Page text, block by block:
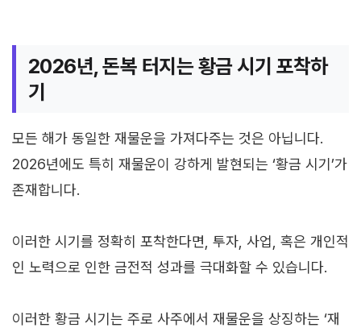
2026년, 돈복 터지는 황금 시기 포착하
기
모든 해가 동일한 재물운을 가져다주는 것은 아닙니다.
2026년에도 특히 재물운이 강하게 발현되는 ‘황금 시기’가
존재합니다.
이러한 시기를 정확히 포착한다면, 투자, 사업, 혹은 개인적
인 노력으로 인한 금전적 성과를 극대화할 수 있습니다.
이러한 황금 시기는 주로 사주에서 재물운을 상징하는 ‘재